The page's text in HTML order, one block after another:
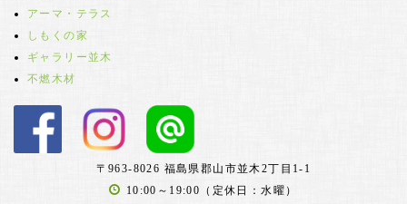
アーマ・テラス
しもくの家
ギャラリー並木
不燃木材
〒963-8026 福島県郡山市並木2丁目1-1
10:00～19:00（定休日：水曜）